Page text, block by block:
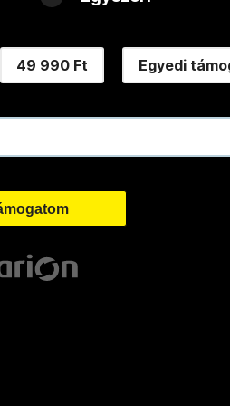
49 990 Ft Egyedi